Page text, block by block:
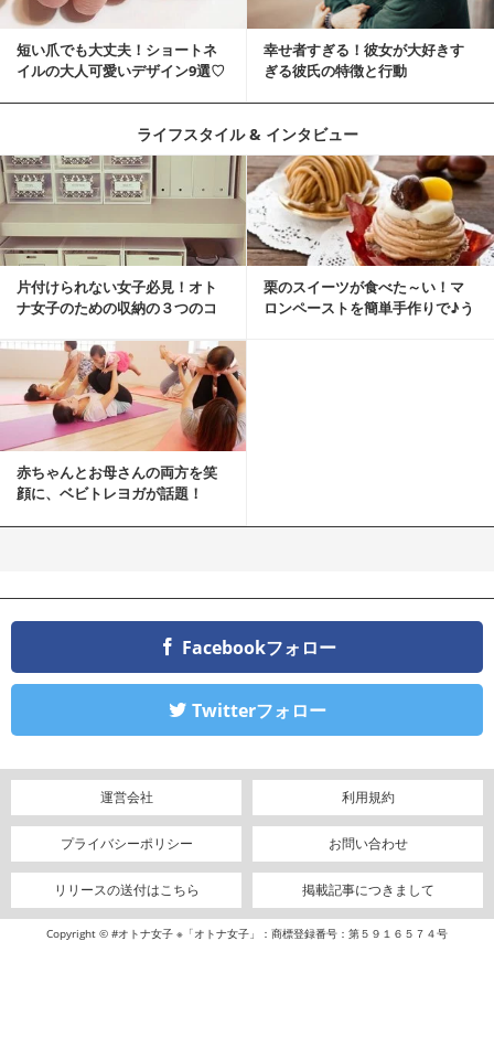
短い爪でも大丈夫！ショートネ
イルの大人可愛いデザイン9選♡
幸せ者すぎる！彼女が大好きす
ぎる彼氏の特徴と行動
ライフスタイル & インタビュー
片付けられない女子必見！オト
ナ女子のための収納の３つのコ
栗のスイーツが食べた～い！マ
ロンペーストを簡単手作りで♪う
赤ちゃんとお母さんの両方を笑
顔に、ベビトレヨガが話題！
Facebookフォロー
Twitterフォロー
運営会社 利用規約
プライバシーポリシー お問い合わせ
リリースの送付はこちら 掲載記事につきまして
Copyright © #オトナ女子 ※「オトナ女子」：商標登録番号：第５９１６５７４号